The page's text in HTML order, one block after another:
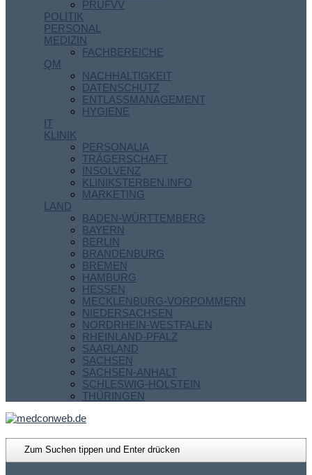
PRÜFVV
POLITIK
PERSONAL
MEDIZIN
FACHBEREICHE
QM
NACHHALTIGKEIT
DATENSCHUTZ
ENTLASSMANAGEMENT
HYGIENE
IT
KLINIK
PERSONALIA
TRÄGERSCHAFT
INSOLVENZ
KLINIKSTERBEN.INFO
MARKETING
LAND
BADEN-WÜRTTEMBERG
BAYERN
BERLIN
BRANDENBURG
BREMEN
HAMBURG
HESSEN
MECKLENBURG-VORPOMMERN
NIEDERSACHSEN
NORDRHEIN-WESTFALEN
RHEINLAND-PFALZ
SAARLAND
SACHSEN
SACHSEN-ANHALT
SCHLESWIG-HOLSTEIN
THÜRINGEN